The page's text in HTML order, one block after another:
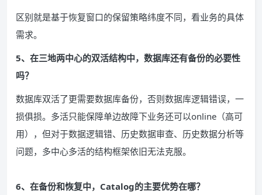
区别就是基于恢复窗口的保留策略纬度不同，看业务的具体
需求。
5、在三地两中心的双活结构中，数据库还有备份的必要性
吗？
数据库双活了更需要数据库备份，否则数据库逻辑错误，一
损俱损。多活只能保障单边故障下业务还可以online（高可
用），但对于数据逻辑错、历史数据审查、历史数据分析等
问题，多中心多活的结构框架依旧无法克服。
6、在备份和恢复中，Catalog的主要优势在哪？